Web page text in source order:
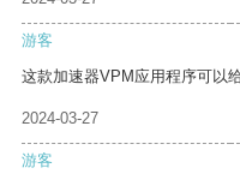
游客
这款加速器VPM应用程序可以
2024-03-27
游客